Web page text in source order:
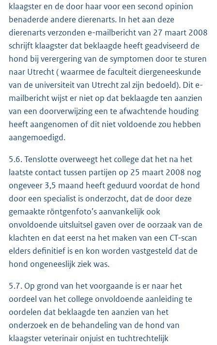
klaagster en de door haar voor een second opinion
benaderde andere dierenarts. In het aan deze
dierenarts verzonden e-mailbericht van 27 maart 2008
schrijft klaagster dat beklaagde heeft geadviseerd de
hond bij verergering van de symptomen door te sturen
naar Utrecht ( waarmee de faculteit diergeneeskunde
van de universiteit van Utrecht zal zijn bedoeld). Dit e-
mailbericht wijst er niet op dat beklaagde ten aanzien
van een doorverwijzing een te afwachtende houding
heeft aangenomen of dit niet voldoende zou hebben
aangemoedigd.
5.6. Tenslotte overweegt het college dat het na het
laatste contact tussen partijen op 25 maart 2008 nog
ongeveer 3,5 maand heeft geduurd voordat de hond
door een specialist is onderzocht, dat de door deze
gemaakte röntgenfoto’s aanvankelijk ook
onvoldoende uitsluitsel gaven over de oorzaak van de
klachten en dat eerst na het maken van een CT-scan
elders definitief is en kon worden vastgesteld dat de
hond ongeneeslijk ziek was.
5.7. Op grond van het voorgaande is er naar het
oordeel van het college onvoldoende aanleiding te
oordelen dat beklaagde ten aanzien van het
onderzoek en de behandeling van de hond van
klaagster veterinair onjuist en tuchtrechtelijk